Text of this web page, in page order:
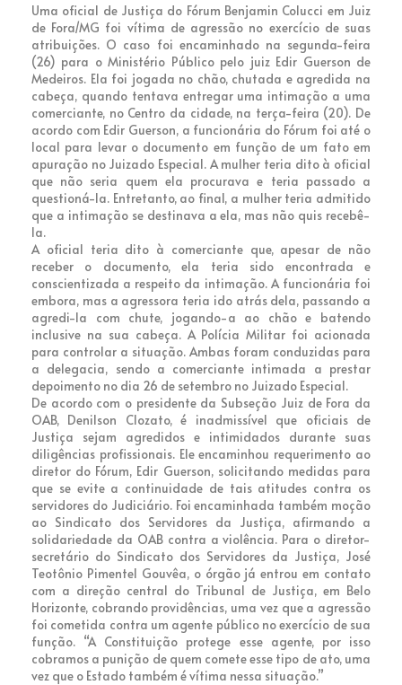
Uma oficial de Justiça do Fórum Benjamin Colucci em Juiz
de Fora/MG foi vítima de agressão no exercício de suas
atribuições. O caso foi encaminhado na segunda-feira
(26) para o Ministério Público pelo juiz Edir Guerson de
Medeiros. Ela foi jogada no chão, chutada e agredida na
cabeça, quando tentava entregar uma intimação a uma
comerciante, no Centro da cidade, na terça-feira (20). De
acordo com Edir Guerson, a funcionária do Fórum foi até o
local para levar o documento em função de um fato em
apuração no Juizado Especial. A mulher teria dito à oficial
que não seria quem ela procurava e teria passado a
questioná-la. Entretanto, ao final, a mulher teria admitido
que a intimação se destinava a ela, mas não quis recebê-
la.
A oficial teria dito à comerciante que, apesar de não
receber o documento, ela teria sido encontrada e
conscientizada a respeito da intimação. A funcionária foi
embora, mas a agressora teria ido atrás dela, passando a
agredi-la com chute, jogando-a ao chão e batendo
inclusive na sua cabeça. A Polícia Militar foi acionada
para controlar a situação. Ambas foram conduzidas para
a delegacia, sendo a comerciante intimada a prestar
depoimento no dia 26 de setembro no Juizado Especial.
De acordo com o presidente da Subseção Juiz de Fora da
OAB, Denilson Clozato, é inadmissível que oficiais de
Justiça sejam agredidos e intimidados durante suas
diligências profissionais. Ele encaminhou requerimento ao
diretor do Fórum, Edir Guerson, solicitando medidas para
que se evite a continuidade de tais atitudes contra os
servidores do Judiciário. Foi encaminhada também moção
ao Sindicato dos Servidores da Justiça, afirmando a
solidariedade da OAB contra a violência. Para o diretor-
secretário do Sindicato dos Servidores da Justiça, José
Teotônio Pimentel Gouvêa, o órgão já entrou em contato
com a direção central do Tribunal de Justiça, em Belo
Horizonte, cobrando providências, uma vez que a agressão
foi cometida contra um agente público no exercício de sua
função. “A Constituição protege esse agente, por isso
cobramos a punição de quem comete esse tipo de ato, uma
vez que o Estado também é vítima nessa situação.”